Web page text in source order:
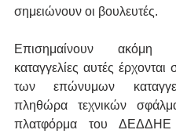
σημειώνουν οι βουλευτές.
Επισημαίνουν
καταγγελίες αυτές έρχονται
των επώνυμων
πληθώρα τεχνικών
πλατφόρμα του ΔΕΔΔΗΕ